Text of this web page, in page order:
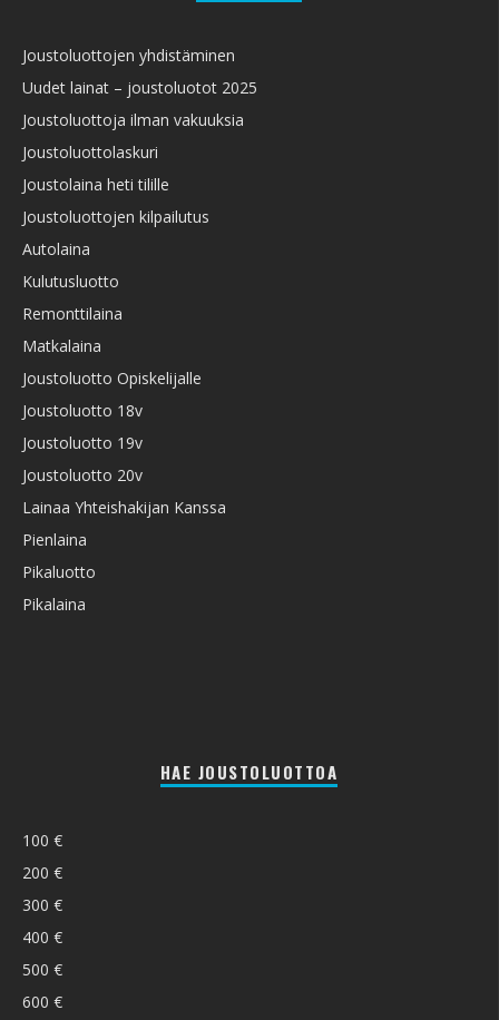
Joustoluottojen yhdistäminen
Uudet lainat – joustoluotot 2025
Joustoluottoja ilman vakuuksia
Joustoluottolaskuri
Joustolaina heti tilille
Joustoluottojen kilpailutus
Autolaina
Kulutusluotto
Remonttilaina
Matkalaina
Joustoluotto Opiskelijalle
Joustoluotto 18v
Joustoluotto 19v
Joustoluotto 20v
Lainaa Yhteishakijan Kanssa
Pienlaina
Pikaluotto
Pikalaina
HAE JOUSTOLUOTTOA
100 €
200 €
300 €
400 €
500 €
600 €